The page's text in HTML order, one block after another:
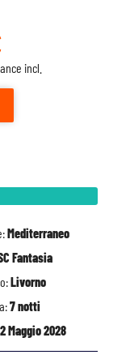
incl.
Mediterraneo
Fantasia
Livorno
7 notti
Maggio 2028